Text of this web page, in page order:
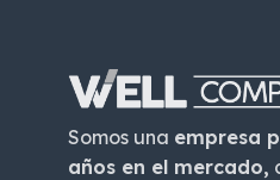
Somos una empresa
años en el mercado,